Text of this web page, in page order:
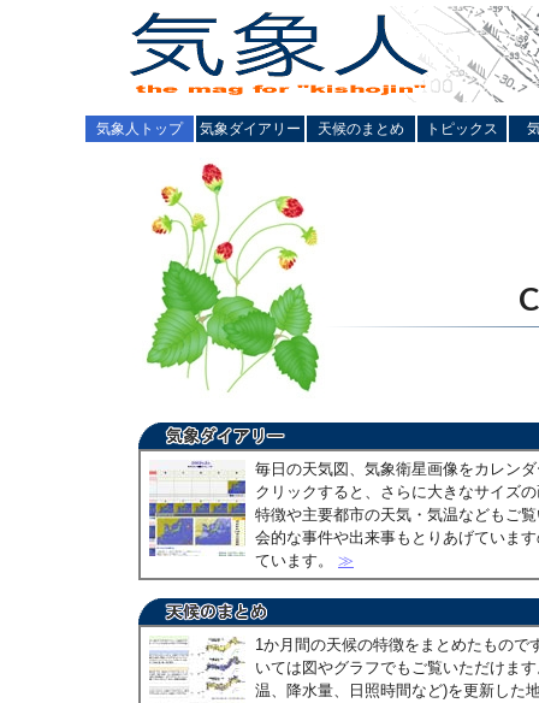
気象人トップ 気象ダイアリー 天候のまとめ トピックス
毎日の天気図、気象衛星画像をカレン
クリックすると、さらに大きなサイズ
特徴や主要都市の天気・気温などもご
会的な事件や出来事もとりあげていま
ています。 ≫
1か月間の天候の特徴をまとめたもので
いては図やグラフでもご覧いただけま
温、降水量、日照時間など)を更新した